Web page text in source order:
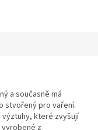
a současně má
stvořený pro vaření.
které zvyšují